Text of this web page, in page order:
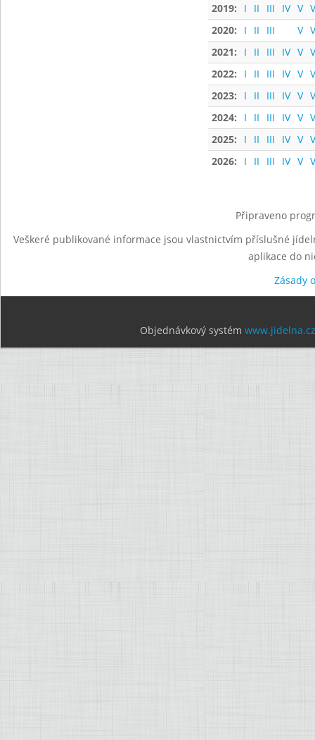
2019:
I II III IV V
2020:
I II III V
2021:
I II III IV V
2022:
I II III IV V
2023:
I II III IV V
2024:
I II III IV V
2025:
I II III IV V
2026:
I II III IV V
Připraveno
Veškeré publikované informace jsou vlastnictvím příslušné
aplikace do
Zásady
Objednávkový systém www.jidelna.cz